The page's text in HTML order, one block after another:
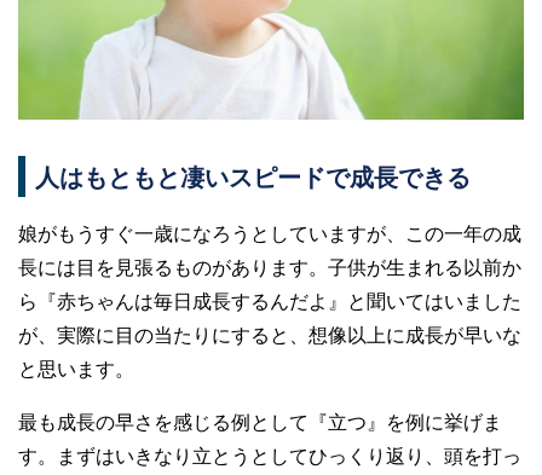
人はもともと凄いスピードで成長できる
娘がもうすぐ一歳になろうとしていますが、この一年の成
長には目を見張るものがあります。子供が生まれる以前か
ら『赤ちゃんは毎日成長するんだよ』と聞いてはいました
が、実際に目の当たりにすると、想像以上に成長が早いな
と思います。
最も成長の早さを感じる例として『立つ』を例に挙げま
す。まずはいきなり立とうとしてひっくり返り、頭を打っ